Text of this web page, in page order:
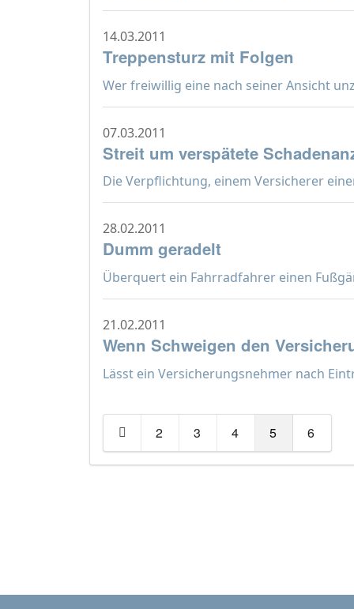
14.03.2011
Treppensturz mit Folgen
Wer freiwillig eine nach seiner Ansicht
07.03.2011
Streit um verspätete
Die Verpflichtung, einem Versicherer
28.02.2011
Dumm geradelt
Überquert ein Fahrradfahrer einen
21.02.2011
Wenn Schweigen den
Lässt ein Versicherungsnehmer nach
2 3 4 5 6